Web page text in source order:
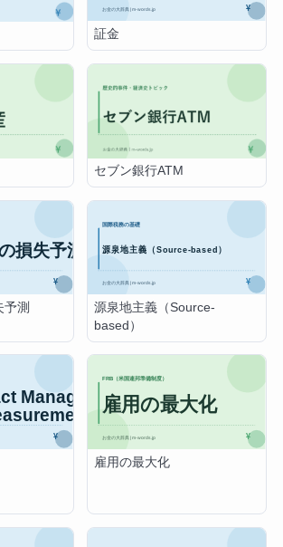
証金
セブン銀行ATM
測
源泉地主義（Source-
based）
雇用の最大化